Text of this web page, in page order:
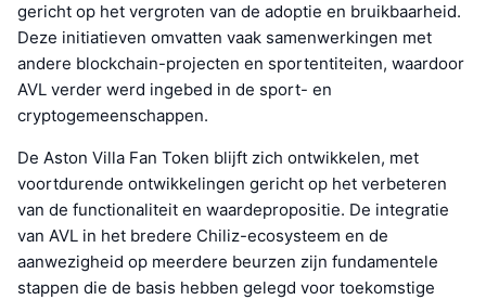
gericht op het vergroten van de adoptie en bruikbaarheid.
Deze initiatieven omvatten vaak samenwerkingen met
andere blockchain-projecten en sportentiteiten, waardoor
AVL verder werd ingebed in de sport- en
cryptogemeenschappen.
De Aston Villa Fan Token blijft zich ontwikkelen, met
voortdurende ontwikkelingen gericht op het verbeteren
van de functionaliteit en waardepropositie. De integratie
van AVL in het bredere Chiliz-ecosysteem en de
aanwezigheid op meerdere beurzen zijn fundamentele
stappen die de basis hebben gelegd voor toekomstige